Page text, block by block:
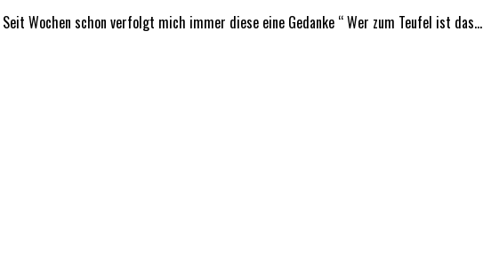
Wochen schon verfolgt mich immer diese eine Gedanke “ Wer zum Teufel ist das…